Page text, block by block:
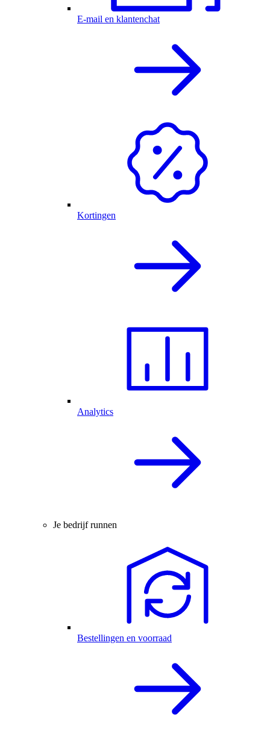
E-mail en klantenchat
Kortingen
Analytics
Je bedrijf runnen
Bestellingen en voorraad